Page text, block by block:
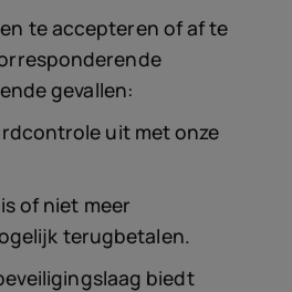
te accepteren of af te
gevallen:
uit met onze
of niet meer
terugbetalen.
biedt